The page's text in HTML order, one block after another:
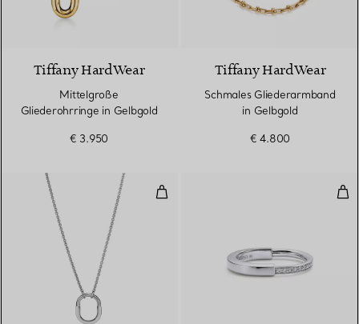
Tiffany HardWear
Mittelgroße
Gliederohrringe in Gelbgold
€ 3.950
Tiffany HardWear
Schmales Gliederarmband
in Gelbgold
€ 4.800
Kleiner Anhänger in Weißgold